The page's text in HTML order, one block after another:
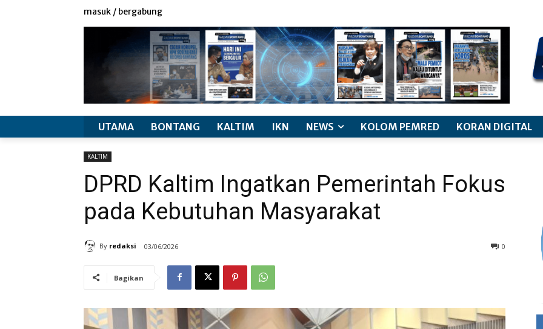
masuk / bergabung
UTAMA BONTANG KALTIM IKN NEWS KOLOM PEMRED KORAN DIGITAL
KALTIM
DPRD Kaltim Ingatkan Pemerintah Fokus
pada Kebutuhan Masyarakat
By redaksi 03/06/2026 0
Bagikan